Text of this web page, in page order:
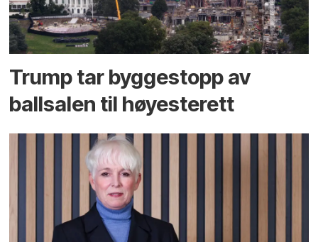
Trump tar byggestopp av
ballsalen til høyesterett